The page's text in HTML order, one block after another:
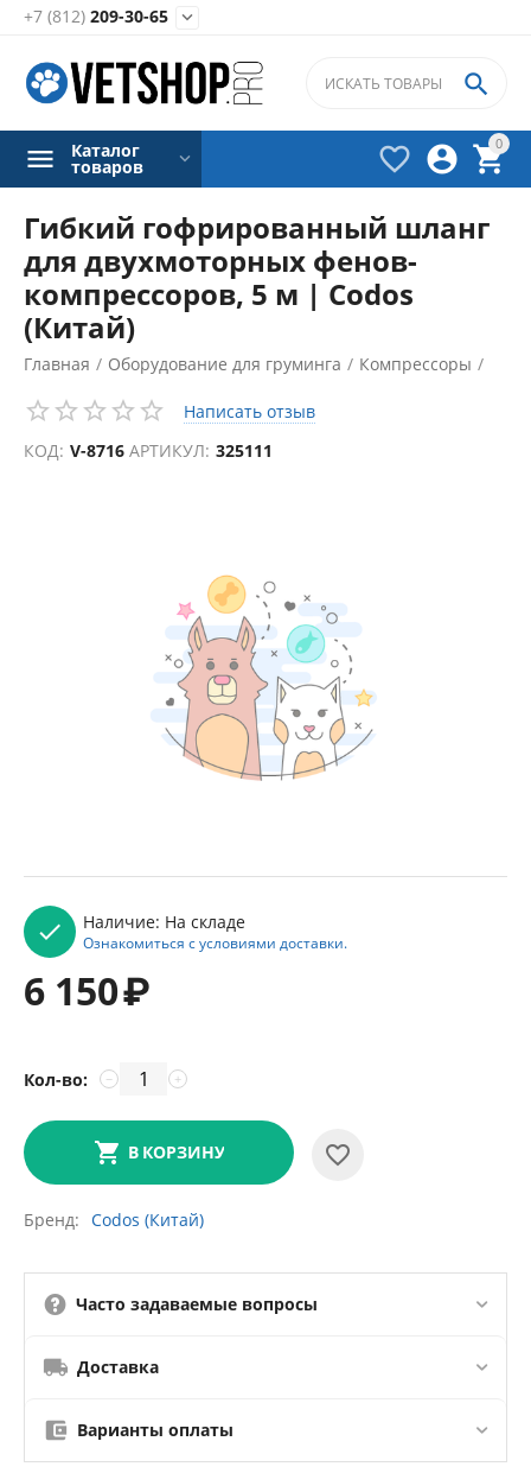
+7 (812) 209-30-65 
0




Каталог
товаров
Гибкий гофрированный шланг
для двухмоторных фенов-
компрессоров, 5 м | Codos
(Китай)
Главная / Оборудование для груминга / Компрессоры /
Аксессуары для компрессоров /
Написать отзыв
КОД: V-8716 АРТИКУЛ: 325111
Наличие: На складе
Ознакомиться с условиями доставки.
6 150₽
Кол-во: +
−
В КОРЗИНУ
Бренд Codos (Китай)
Часто задаваемые вопросы
Доставка
Варианты оплаты